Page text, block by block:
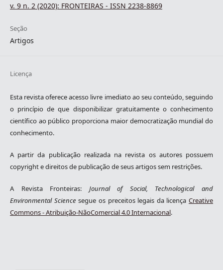
v. 9 n. 2 (2020): FRONTEIRAS - ISSN 2238-8869
Seção
Artigos
Licença
Esta revista oferece acesso livre imediato ao seu conteúdo, seguindo
o princípio de que disponibilizar gratuitamente o conhecimento
científico ao público proporciona maior democratização mundial do
conhecimento.
A partir da publicação realizada na revista os autores possuem
copyright e direitos de publicação de seus artigos sem restrições.
A Revista Fronteiras: Journal of Social, Technological and
Environmental Science segue os preceitos legais da licençaCreative
Commons - Atribuição-NãoComercial 4.0 Internacional.